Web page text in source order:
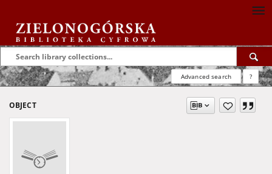
Advanced search ?
OBJECT